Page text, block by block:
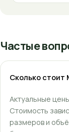
Частые
Сколько стоит
Актуальные
Стоимость
размеров и